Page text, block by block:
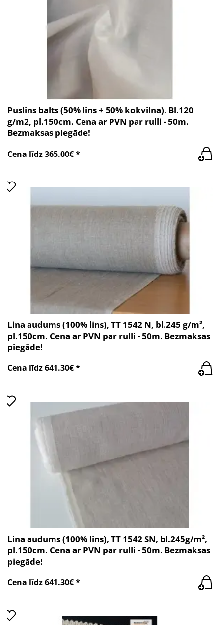
Puslins balts (50% lins + 50% kokvilna). Bl.120
g/m2, pl.150cm. Cena ar PVN par rulli - 50m.
Bezmaksas piegāde!
Cena līdz 365.00€ *
Lina audums (100% lins), TT 1542 N, bl.245 g/m²,
pl.150cm. Cena ar PVN par rulli - 50m. Bezmaksas
piegāde!
Cena līdz 641.30€ *
Lina audums (100% lins), TT 1542 SN, bl.245g/m²,
pl.150cm. Cena ar PVN par rulli - 50m. Bezmaksas
piegāde!
Cena līdz 641.30€ *